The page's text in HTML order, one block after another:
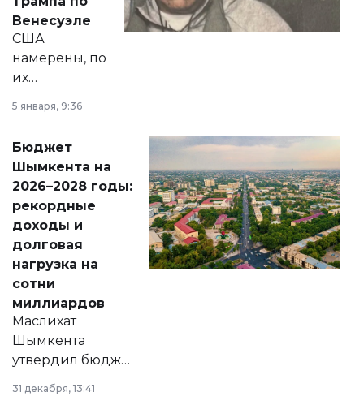
личного здоровья.
Венесуэле
США
намерены, по
их
принести
народу
Венесуэлы.
5 января, 9:36
Бюджет
Шымкента на
2026–2028 годы:
рекордные
доходы и
долговая
нагрузка на
сотни
миллиардов
Маслихат
Шымкента
утвердил бюджет
города на 2026–
2028 годы.
31 декабря, 13:41